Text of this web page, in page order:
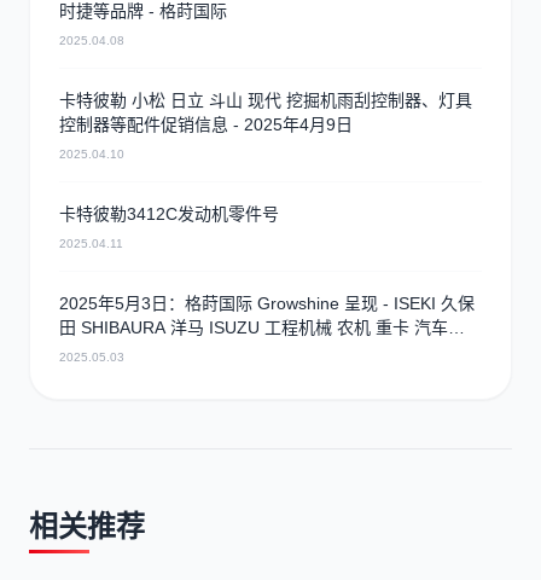
时捷等品牌 - 格莳国际
2025.04.08
卡特彼勒 小松 日立 斗山 现代 挖掘机雨刮控制器、灯具
控制器等配件促销信息 - 2025年4月9日
2025.04.10
卡特彼勒3412C发动机零件号
2025.04.11
2025年5月3日：格莳国际 Growshine 呈现 - ISEKI 久保
田 SHIBAURA 洋马 ISUZU 工程机械 农机 重卡 汽车
RHF3 涡轮增压器及配件 海量现货供应
2025.05.03
相关推荐